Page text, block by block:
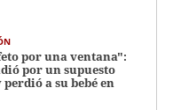
por una ventana":
por un supuesto
a su bebé en